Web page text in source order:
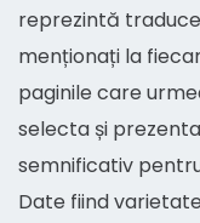
reprezintă
menționați la
paginile care
selecta și
semnificativ
Date fiind